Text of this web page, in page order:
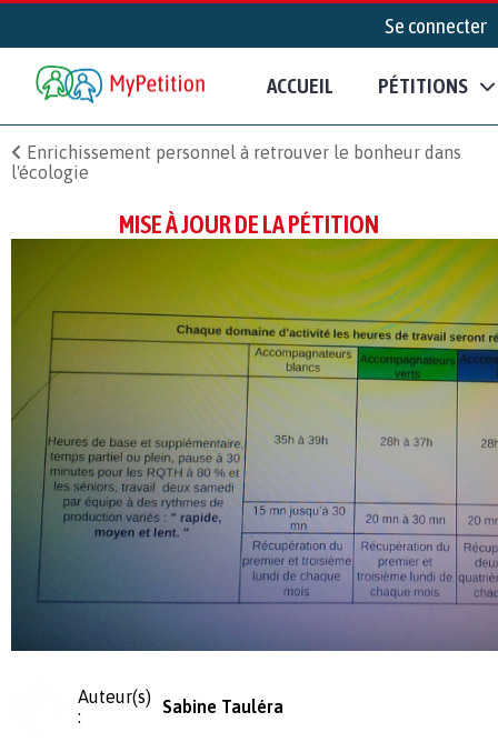
Se connecter
ACCUEIL PÉTITIONS
Enrichissement personnel à retrouver le bonheur dans
l'écologie
MISE À JOUR DE LA PÉTITION
Auteur(s)
:
Sabine Tauléra